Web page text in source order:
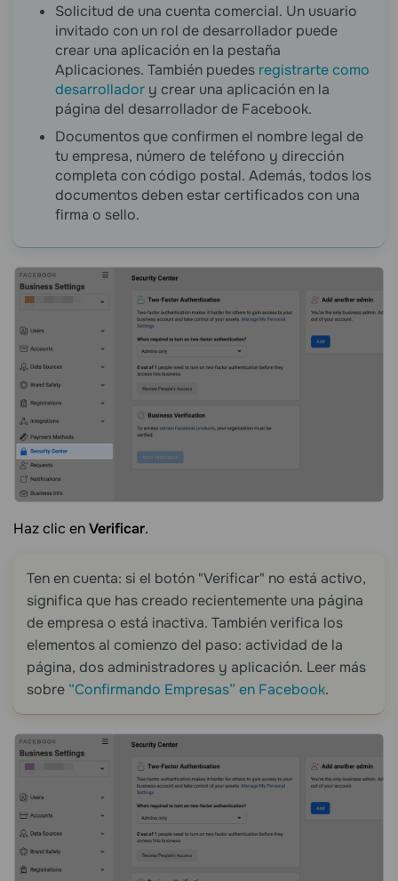
Solicitud de una cuenta comercial. Un usuario
invitado con un rol de desarrollador puede
crear una aplicación en la pestaña
Aplicaciones. También puedes registrarte como
desarrollador y crear una aplicación en la
página del desarrollador de Facebook.
Documentos que confirmen el nombre legal de
tu empresa, número de teléfono y dirección
completa con código postal. Además, todos los
documentos deben estar certificados con una
firma o sello.
Haz clic enVerificar.
Ten en cuenta: si el botón "Verificar" no está activo,
significa que has creado recientemente una página
de empresa o está inactiva. También verifica los
elementos al comienzo del paso: actividad de la
página, dos administradores y aplicación. Leer más
sobre “Confirmando Empresas” en Facebook.